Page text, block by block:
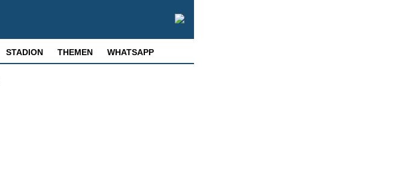
STADION THEMEN WHATSAPP